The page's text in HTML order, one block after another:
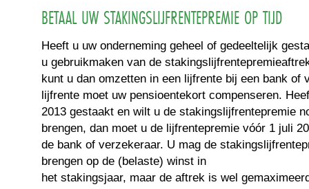
BETAAL UW STAKINGSLIJFRENTEPREMIE OP TIJD
Heeft u uw onderneming geheel of gedeeltelijk
u gebruikmaken van de
kunt u dan omzetten in een lijfrente bij een bank of
lijfrente moet uw pensioentekort compenseren.
2013 gestaakt en wilt u de stakingslijfrentepremie
brengen, dan moet u de lijfrentepremie vóór 1 juli
de bank of verzekeraar. U mag de
brengen op de (belaste) winst in
het stakingsjaar, maar de aftrek is wel